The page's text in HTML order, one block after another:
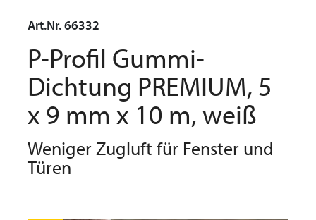
Art.Nr. 66332
P-Profil Gummi-
Dichtung PREMIUM, 5
x 9 mm x 10 m, weiß
Weniger Zugluft für Fenster und
Türen